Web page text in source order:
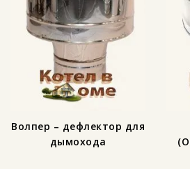
Волпер – дефлектор для
дымохода